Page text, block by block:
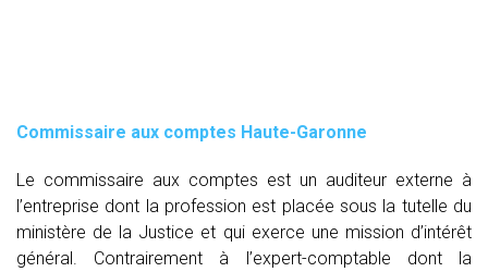
Commissaire aux comptes Haute-Garonne
Le commissaire aux comptes est un auditeur externe à
l’entreprise dont la profession est placée sous la tutelle du
ministère de la Justice et qui exerce une mission d’intérêt
général. Contrairement à l’expert-comptable dont la